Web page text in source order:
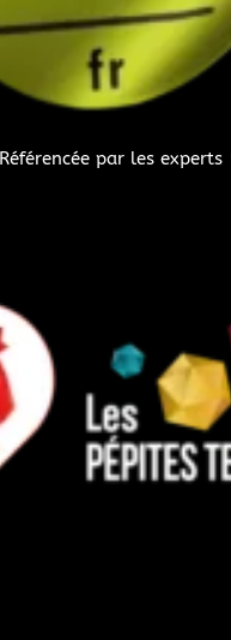
Référencée par les experts